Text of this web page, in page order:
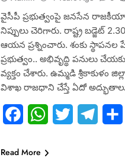
వైసీపీ ప్రభుత్వంపై జనసేన
నిప్పులు చెరిగారు. రాష్ట్ర బడ్జెట్
ఆయన ప్రశ్నించారు. శంకు స్థాపనల
ప్రభుత్వం.. అభివృద్థి పనులు
వ్యక్తం చేశారు. ఉమ్మడి
విశాఖ రాజధాని చేస్తే ఏదో
FacebookWhatsApp
Twitter
Read More